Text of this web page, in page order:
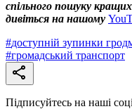
спільного пошуку
дивіться на нашому
#доступній зупинки
#громадський транспорт
Підписуйтесь на наші